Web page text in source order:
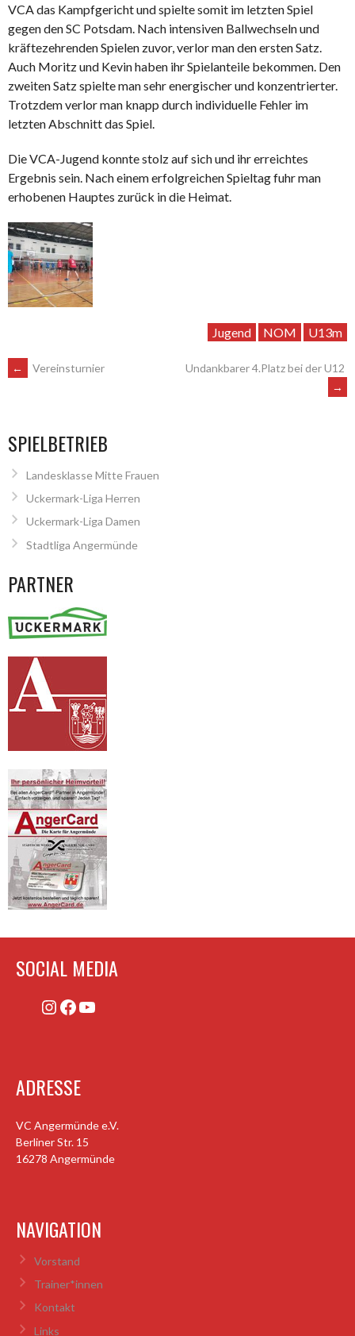
VCA das Kampfgericht und spielte somit im letzten Spiel
gegen den SC Potsdam. Nach intensiven Ballwechseln und
kräftezehrenden Spielen zuvor, verlor man den ersten Satz.
Auch Moritz und Kevin haben ihr Spielanteile bekommen. Den
zweiten Satz spielte man sehr energischer und konzentrierter.
Trotzdem verlor man knapp durch individuelle Fehler im
letzten Abschnitt das Spiel.
Die VCA-Jugend konnte stolz auf sich und ihr erreichtes
Ergebnis sein. Nach einem erfolgreichen Spieltag fuhr man
erhobenen Hauptes zurück in die Heimat.
Jugend NOM U13m
ARTIKEL-
← Vereinsturnier
Undankbarer 4.Platz bei der U12
→
SPIELBETRIEB
Landesklasse Mitte Frauen
Uckermark-Liga Herren
Uckermark-Liga Damen
Stadtliga Angermünde
PARTNER
SOCIAL MEDIA
Instagram
Facebook
YouTube
ADRESSE
VC Angermünde e.V.
Berliner Str. 15
16278 Angermünde
NAVIGATION
Vorstand
Trainer*innen
Kontakt
Links